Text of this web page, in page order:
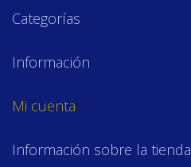
Categorías
Información
Mi cuenta
Información sobre la tienda